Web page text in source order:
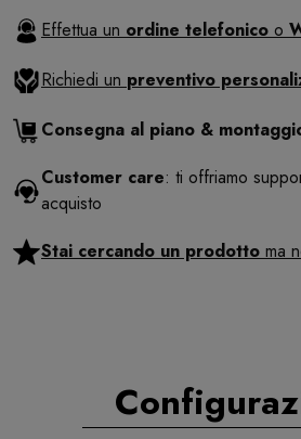
Effettua un ordine telefonico o
Richiedi un preventivo
Consegna al piano &
Customer care: ti offriamo
acquisto
Stai cercando un prodotto ma